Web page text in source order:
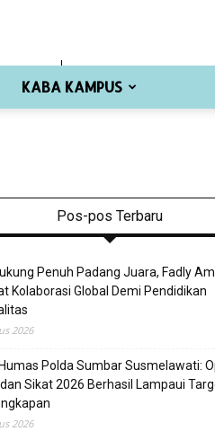
KABA KAMPUS
Pos-pos Terbaru
Penuh Padang Juara, Fadly
Kolaborasi Global Demi Pendidikan
2026
Polda Sumbar Susmelawati:
Sikat 2026 Berhasil Lampaui
2026